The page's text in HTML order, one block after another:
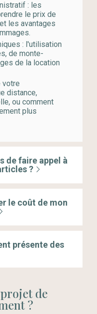
: les
le prix de
les avantages
: l'utilisation
de monte-
de la location
votre
distance,
ou comment
plus
de faire appel à
?
le coût de mon
présente des
de
?